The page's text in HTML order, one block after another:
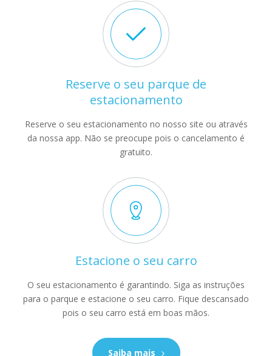
Reserve o seu parque de
estacionamento
Reserve o seu estacionamento no nosso site ou através
da nossa app. Não se preocupe pois o cancelamento é
gratuito.
Estacione o seu carro
O seu estacionamento é garantindo. Siga as instruções
para o parque e estacione o seu carro. Fique descansado
pois o seu carro está em boas mãos.
Saiba mais